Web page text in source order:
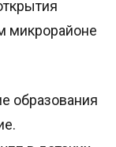
микрорайоне
образования